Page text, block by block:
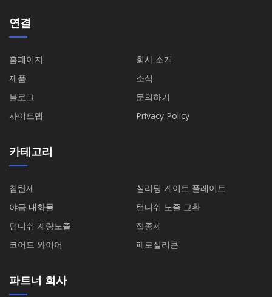
연결
홈페이지
회사 소개
제품
소식
블로그
문의하기
사이트맵
Privacy Policy
카테고리
침탄제
실리딩 게이트 플레이트
야금 내화물
턴디쉬 노즐 교환
턴디쉬 계량노즐
접종제
코어드 와이어
페로실리콘
파트너 회사